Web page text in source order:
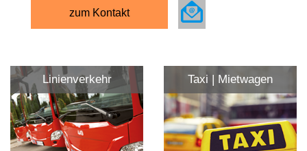
zum Kontakt
Linienverkehr Taxi | Mietwagen